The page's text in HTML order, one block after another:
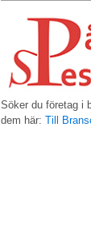
Söker du företag i
dem här: Till